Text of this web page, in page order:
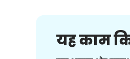
यह काम